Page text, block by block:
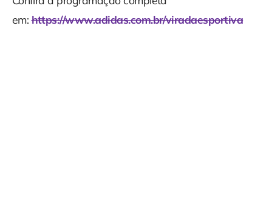
em:https://www.adidas.com.br/viradaesportiva